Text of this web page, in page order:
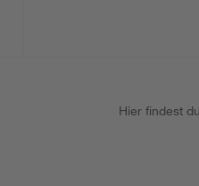
Hier findest